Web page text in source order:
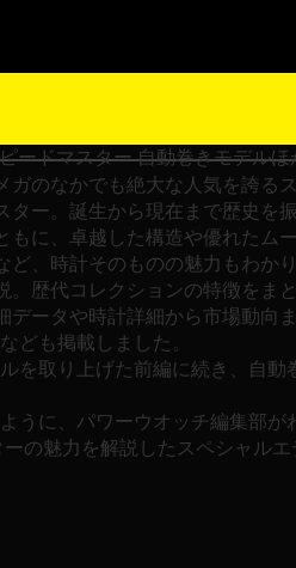
ードマスター 自動巻きモデルほ
ガのなかでも絶大な人気を誇る
ター。誕生から現在まで歴史を
もに、卓越した構造や優れたム
ど、時計そのものの魅力もわか
。歴代コレクションの特徴をま
データや時計詳細から市場動向
ども掲載しました。
を取り上げた前編に続き、自動
うに、パワーウオッチ編集部が
の魅力を解説したスペシャル